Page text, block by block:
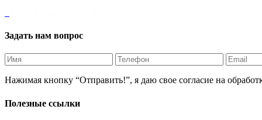
Задать нам вопрос
Нажимая кнопку “Отправить!”, я даю свое согласие на
Полезные ссылки